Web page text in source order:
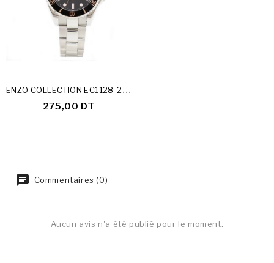
E
NZO COLLECTION EC1128-25-C
275,00 DT
Commentaires (0)
Aucun avis n'a été publié pour le moment.